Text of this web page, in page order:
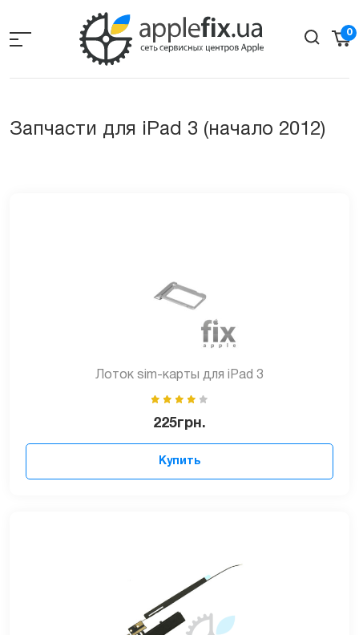
the
0
Запчасти для iPad 3 (начало 2012)
Лоток sim-карты для iPad 3
225грн.
Купить